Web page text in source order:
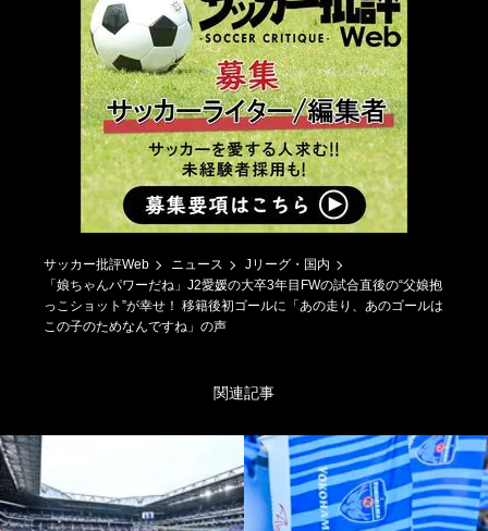
サッカー批評Web ニュース
Jリーグ・国内
「娘ちゃんパワーだね」J2愛媛の大卒3年目FWの試合直後の“父娘抱
っこショット”が幸せ！ 移籍後初ゴールに「あの走り、あのゴールは
この子のためなんですね」の声
関連記事